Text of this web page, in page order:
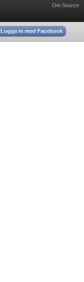
Om Sourze
Logga in med Facebook